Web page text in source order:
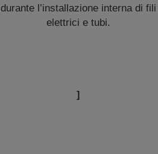
durante l’installazione interna di fili
elettrici e tubi.
]